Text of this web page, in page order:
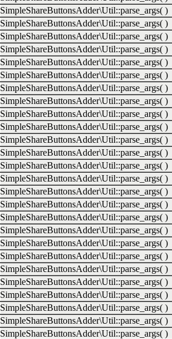
SimpleShareButtonsAdder\Util::parse_args( )
SimpleShareButtonsAdder\Util::parse_args( )
SimpleShareButtonsAdder\Util::parse_args( )
SimpleShareButtonsAdder\Util::parse_args( )
SimpleShareButtonsAdder\Util::parse_args( )
SimpleShareButtonsAdder\Util::parse_args( )
SimpleShareButtonsAdder\Util::parse_args( )
SimpleShareButtonsAdder\Util::parse_args( )
SimpleShareButtonsAdder\Util::parse_args( )
SimpleShareButtonsAdder\Util::parse_args( )
SimpleShareButtonsAdder\Util::parse_args( )
SimpleShareButtonsAdder\Util::parse_args( )
SimpleShareButtonsAdder\Util::parse_args( )
SimpleShareButtonsAdder\Util::parse_args( )
SimpleShareButtonsAdder\Util::parse_args( )
SimpleShareButtonsAdder\Util::parse_args( )
SimpleShareButtonsAdder\Util::parse_args( )
SimpleShareButtonsAdder\Util::parse_args( )
SimpleShareButtonsAdder\Util::parse_args( )
SimpleShareButtonsAdder\Util::parse_args( )
SimpleShareButtonsAdder\Util::parse_args( )
SimpleShareButtonsAdder\Util::parse_args( )
SimpleShareButtonsAdder\Util::parse_args( )
SimpleShareButtonsAdder\Util::parse_args( )
SimpleShareButtonsAdder\Util::parse_args( )
SimpleShareButtonsAdder\Util::parse_args( )